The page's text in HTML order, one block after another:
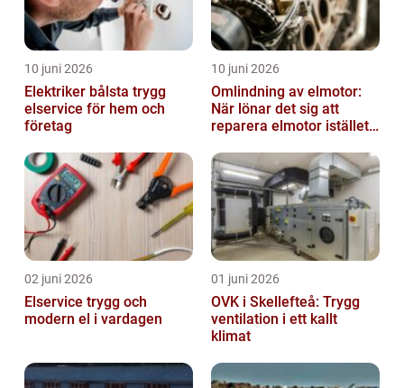
10 juni 2026
Elektriker bålsta trygg
elservice för hem och
företag
10 juni 2026
Omlindning av elmotor:
När lönar det sig att
reparera elmotor istället
02 juni 2026
Elservice trygg och
modern el i vardagen
01 juni 2026
OVK i Skellefteå: Trygg
ventilation i ett kallt
klimat